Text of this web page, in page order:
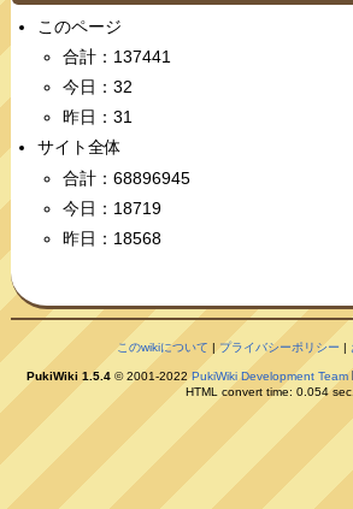
このページ
合計：137441
今日：32
昨日：31
サイト全体
合計：68896945
今日：18719
昨日：18568
このwikiについて |プライバシーポリシー
PukiWiki 1.5.4 © 2001-2022PukiWiki Development Team
HTML convert time: 0.054 sec.